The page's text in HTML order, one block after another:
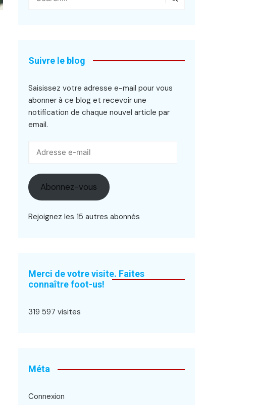
Suivre le blog
Saisissez votre adresse e-mail pour vous
abonner à ce blog et recevoir une
notification de chaque nouvel article par
email.
Abonnez-vous
Rejoignez les 15 autres abonnés
Merci de votre visite. Faites
connaître foot-us!
319 597 visites
Méta
Connexion